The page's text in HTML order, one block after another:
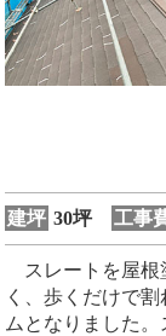
建坪 30坪 工事
スレートを屋
く、歩くだけで
ムとなりました